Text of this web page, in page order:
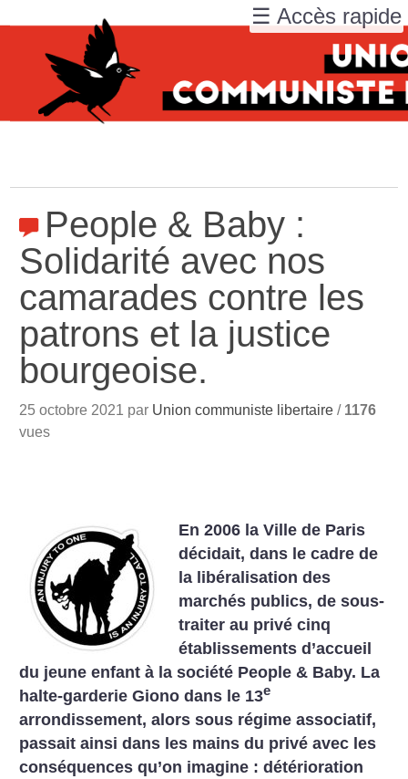
People & Baby :
Solidarité avec nos
camarades contre les
patrons et la justice
bourgeoise.
25 octobre 2021 par Union communiste libertaire / 1176
vues
En 2006 la Ville de Paris
décidait, dans le cadre de
la libéralisation des
marchés publics, de sous-
traiter au privé cinq
établissements d’accueil
du jeune enfant à la société People & Baby. La
halte-garderie Giono dans le 13e
arrondissement, alors sous régime associatif,
passait ainsi dans les mains du privé avec les
conséquences qu’on imagine : détérioration
☰ Accès rapide